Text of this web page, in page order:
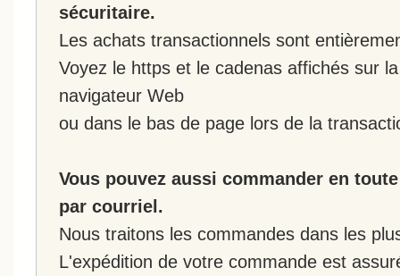
sécuritaire.
Les achats transactionnels sont
Voyez le https et le cadenas affichés sur
navigateur Web
ou dans le bas de page lors de la
Vous pouvez aussi commander en
par courriel.
Nous traitons les commandes dans les
L'expédition de votre commande est